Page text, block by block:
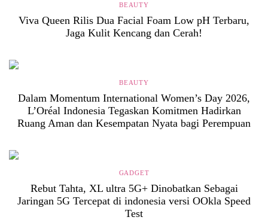
BEAUTY
Viva Queen Rilis Dua Facial Foam Low pH Terbaru,
Jaga Kulit Kencang dan Cerah!
BEAUTY
Dalam Momentum International Women’s Day 2026,
L’Oréal Indonesia Tegaskan Komitmen Hadirkan
Ruang Aman dan Kesempatan Nyata bagi Perempuan
GADGET
Rebut Tahta, XL ultra 5G+ Dinobatkan Sebagai
Jaringan 5G Tercepat di indonesia versi OOkla Speed
Test